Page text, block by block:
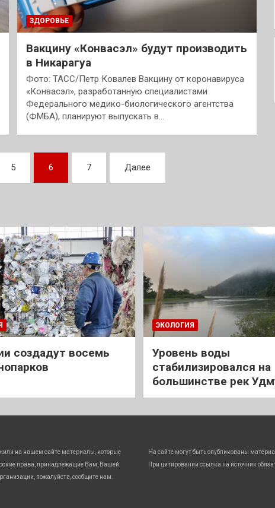
ЗДОРОВЬЕ
Вакцину «Конвасэл» будут производить
в Никарагуа
Фото: ТАСС/Петр Ковалев Вакцину от коронавируса
«Конвасэл», разработанную специалистами
Федерального медико-биологического агентства
(ФМБА), планируют выпускать в…
5 6 7 Далее
создадут восемь
ЭКОЛОГИЯ
Уровень воды
стабилизировался на
большинстве рек
на нашем сайте материалы, которые
права, принадлежащие Вам, Вашей
пожалуйста, сообщите нам.
На сайте могут быть опубликованы
При цитировании ссылка на источник